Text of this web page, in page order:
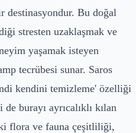
Bu doğal
stresten uzaklaşmak ve
yaşamak isteyen
tecrübesi sunar. Saros
kendini temizleme' özelliği
burayı ayrıcalıklı kılan
flora ve fauna çeşitliliği,